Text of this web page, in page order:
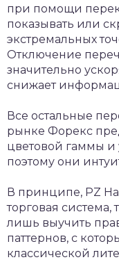
при помощи
показывать или
экстремальных
Отключение
значительно
снижает
Все остальные
рынке Форекс
цветовой гаммы и
поэтому они
В принципе, PZ
торговая система,
лишь выучить
паттернов, с
классической